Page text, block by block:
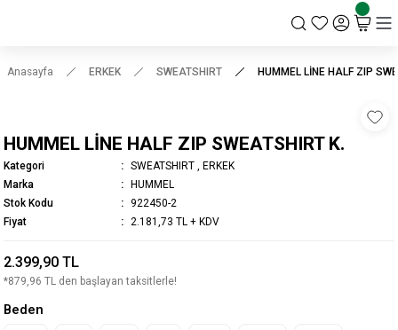
Anasayfa ERKEK SWEATSHIRT HUMMEL LİNE HALF ZIP
HUMMEL LİNE HALF ZIP SWEATSHIRT K.
Kategori SWEATSHIRT
ERKEK
Marka
HUMMEL
Stok Kodu
922450-2
Fiyat
2.181,73 TL + KDV
2.399,90 TL
*879,96 TL den başlayan taksitlerle!
Beden